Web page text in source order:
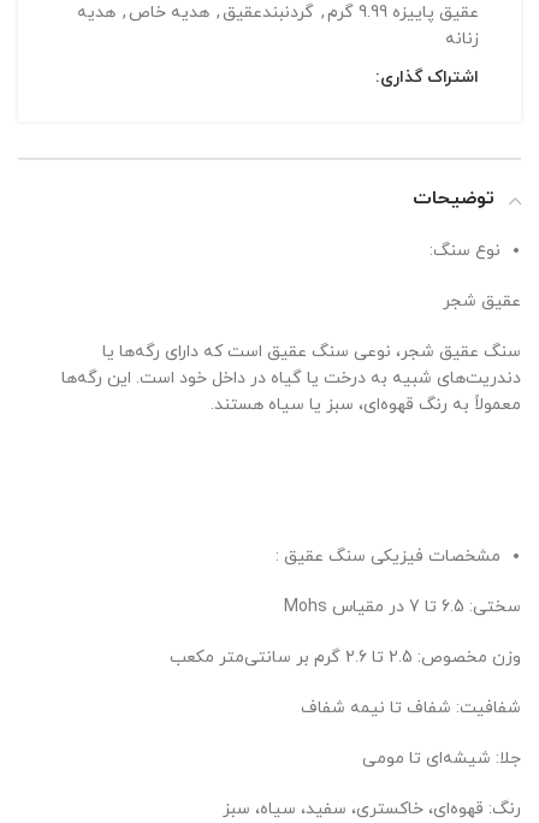
عقیق پاییزه 9.99 گرم
, گردنبندعقیق, هدیه خاص, هدیه
زنانه
اشتراک گذاری:
توضیحات
نوع سنگ:
عقیق شجر
سنگ عقیق شجر، نوعی سنگ عقیق است که دارای رگه‌ها یا
دندریت‌های شبیه به درخت یا گیاه در داخل خود است. این رگه‌ها
معمولاً به رنگ قهوه‌ای، سبز یا سیاه هستند.
مشخصات فیزیکی سنگ عقیق :
سختی: 6.5 تا 7 در مقیاس Mohs
وزن مخصوص: 2.5 تا 2.6 گرم بر سانتی‌متر مکعب
شفافیت: شفاف تا نیمه شفاف
جلا: شیشه‌ای تا مومی
رنگ: قهوه‌ای، خاکستری، سفید، سیاه، سبز